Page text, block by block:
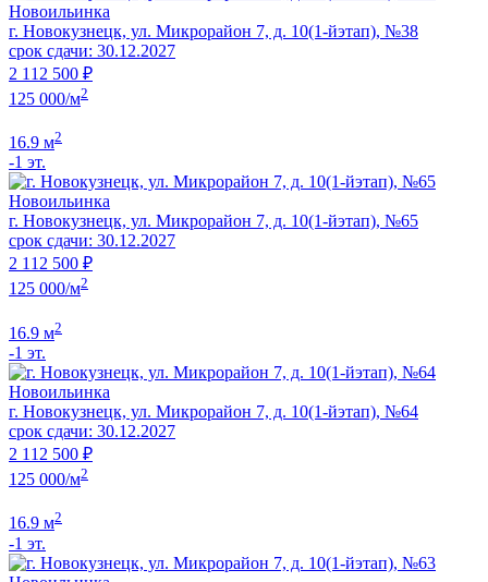
Новоильинка
г. Новокузнецк, ул. Микрорайон 7, д. 10(1-йэтап), №38
срок сдачи: 30.12.2027
2 112 500 ₽
125 000/м2
16.9 м2
-1 эт.
Новоильинка
г. Новокузнецк, ул. Микрорайон 7, д. 10(1-йэтап), №65
срок сдачи: 30.12.2027
2 112 500 ₽
125 000/м2
16.9 м2
-1 эт.
Новоильинка
г. Новокузнецк, ул. Микрорайон 7, д. 10(1-йэтап), №64
срок сдачи: 30.12.2027
2 112 500 ₽
125 000/м2
16.9 м2
-1 эт.